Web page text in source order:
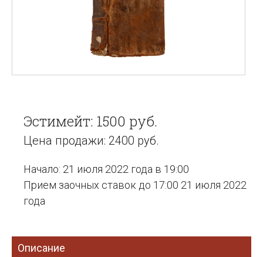
Эстимейт: 1500 руб.
Цена продажи: 2400 руб.
Начало: 21 июля 2022 года в 19:00
Прием заочных ставок до 17:00 21 июля 2022
года
Описание